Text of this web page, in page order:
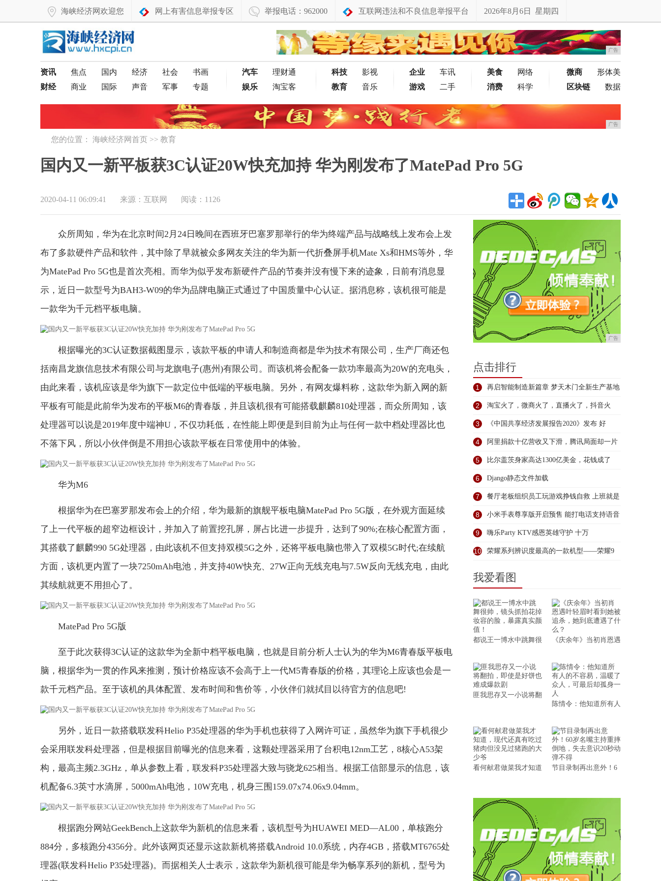
海峡经济网欢迎您 网上有害信息举报专区 举报电话：962000 互联网违法和不良信息举报平台 2026年8月6日 星期四
广告
资讯 焦点 国内 经济 社会
书画
财经
商业 国际 声音 军事 专题
汽车
理财通
娱乐
淘宝客
科技
影视
教育
音乐
企业
车讯
游戏
二手
美食
网络
消费
科学
微商
形体美
区块链
数据
广告
您的位置： 海峡经济网首页 >> 教育
国内又一新平板获3C认证20W快充加持 华为刚发布了MatePad Pro 5G
2020-04-11 06:09:41 来源：互联网 阅读：1126
众所周知，华为在北京时间2月24日晚间在西班牙巴塞罗那举行的华为终端产品与战略线上发布会上发
布了多款硬件产品和软件，其中除了早就被众多网友关注的华为新一代折叠屏手机Mate Xs和HMS等外，华
为MatePad Pro 5G也是首次亮相。而华为似乎发布新硬件产品的节奏并没有慢下来的迹象，日前有消息显
示，近日一款型号为BAH3-W09的华为品牌电脑正式通过了中国质量中心认证。据消息称，该机很可能是
一款华为千元档平板电脑。
根据曝光的3C认证数据截图显示，该款平板的申请人和制造商都是华为技术有限公司，生产厂商还包
括南昌龙旗信息技术有限公司与龙旗电子(惠州)有限公司。而该机将会配备一款功率最高为20W的充电头，
由此来看，该机应该是华为旗下一款定位中低端的平板电脑。另外，有网友爆料称，这款华为新入网的新
平板有可能是此前华为发布的平板M6的青春版，并且该机很有可能搭载麒麟810处理器，而众所周知，该
处理器可以说是2019年度中端神U，不仅功耗低，在性能上即便是到目前为止与任何一款中档处理器比也
不落下风，所以小伙伴倒是不用担心该款平板在日常使用中的体验。
华为M6
根据华为在巴塞罗那发布会上的介绍，华为最新的旗舰平板电脑MatePad Pro 5G版，在外观方面延续
了上一代平板的超窄边框设计，并加入了前置挖孔屏，屏占比进一步提升，达到了90%;在核心配置方面，
其搭载了麒麟990 5G处理器，由此该机不但支持双模5G之外，还将平板电脑也带入了双模5G时代;在续航
方面，该机更内置了一块7250mAh电池，并支持40W快充、27W正向无线充电与7.5W反向无线充电，由此
其续航就更不用担心了。
MatePad Pro 5G版
至于此次获得3C认证的这款华为全新中档平板电脑，也就是目前分析人士认为的华为M6青春版平板电
脑，根据华为一贯的作风来推测，预计价格应该不会高于上一代M5青春版的价格，其理论上应该也会是一
款千元档产品。至于该机的具体配置、发布时间和售价等，小伙伴们就拭目以待官方的信息吧!
另外，近日一款搭载联发科Helio P35处理器的华为手机也获得了入网许可证，虽然华为旗下手机很少
会采用联发科处理器，但是根据目前曝光的信息来看，这颗处理器采用了台积电12nm工艺，8核心A53架
构，最高主频2.3GHz，单从参数上看，联发科P35处理器大致与骁龙625相当。根据工信部显示的信息，该
机配备6.3英寸水滴屏，5000mAh电池，10W充电，机身三围159.07x74.06x9.04mm。
根据跑分网站GeekBench上这款华为新机的信息来看，该机型号为HUAWEI MED—AL00，单核跑分
884分，多核跑分4356分。此外该网页还显示这款新机将搭载Android 10.0系统，内存4GB，搭载MT6765处
理器(联发科Helio P35处理器)。而据相关人士表示，这款华为新机很可能是华为畅享系列的新机，型号为
广告
点击排行
1 再启智能制造新篇章 梦天木门全新生产基地
2 淘宝火了，微商火了，直播火了，抖音火
了！
3 《中国共享经济发展报告2020》发布 好
4 阿里捐款十亿营收又下滑，腾讯局面却一片
大
5 比尔盖茨身家高达1300亿美金，花钱成了
6 Django静态文件加载
7 餐厅老板组织员工玩游戏挣钱自救 上班就是
8 小米手表尊享版开启预售 能打电话支持语音
9 嗨乐Party KTV感恩英雄守护 十万
10 荣耀系列辨识度最高的一款机型——荣耀9
我爱看图
都说王一博水中跳舞很 《庆余年》当初肖恩遇
匪我思存又一小说将翻
陈情令：他知道所有人
看何献君做菜我才知道 节目录制再出意外！6